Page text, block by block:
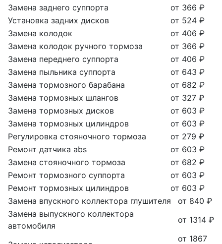
Замена заднего суппорта
от 366 ₽
Установка задних дисков
от 524 ₽
Замена колодок
от 406 ₽
Замена колодок ручного тормоза
от 366 ₽
Замена переднего суппорта
от 406 ₽
Замена пыльника суппорта
от 643 ₽
Замена тормозного барабана
от 682 ₽
Замена тормозных шлангов
от 327 ₽
Замена тормозных дисков
от 603 ₽
Замена тормозных цилиндров
от 603 ₽
Регулировка стояночного тормоза
от 279 ₽
Ремонт датчика abs
от 603 ₽
Замена стояночного тормоза
от 682 ₽
Ремонт тормозного суппорта
от 603 ₽
Ремонт тормозных цилиндров
от 603 ₽
Замена впускного коллектора глушителя
от 840 ₽
Замена выпускного коллектора
автомобиля
от 1314 ₽
от 1867